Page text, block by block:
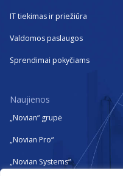
IT tiekimas ir priežiūra
Valdomos paslaugos
Sprendimai pokyčiams
Naujienos
„Novian“ grupė
„Novian Pro“
„Novian Systems“